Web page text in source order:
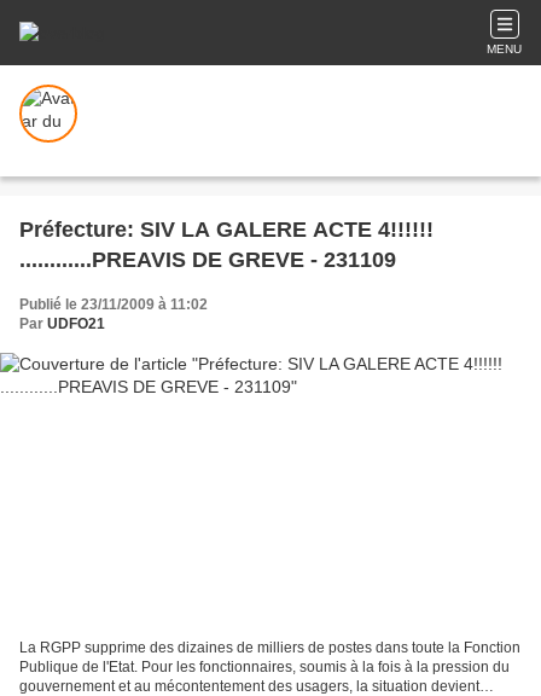
MENU
Préfecture: SIV LA GALERE ACTE 4!!!!!!
............PREAVIS DE GREVE - 231109
Publié le 23/11/2009 à 11:02
Par UDFO21
La RGPP supprime des dizaines de milliers de postes dans toute la Fonction
Publique de l'Etat. Pour les fonctionnaires, soumis à la fois à la pression du
gouvernement et au mécontentement des usagers, la situation devient